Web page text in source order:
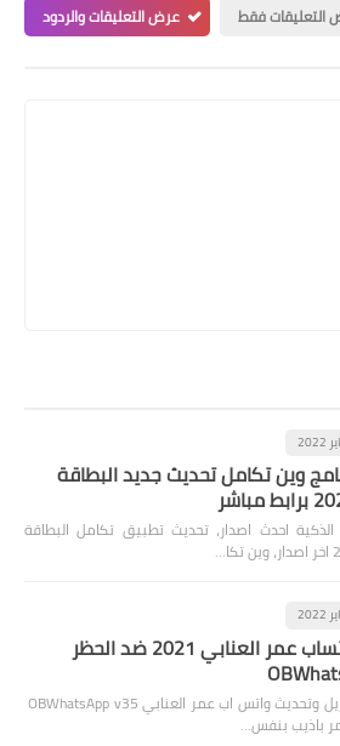
التعليقات فقط
عرض التعليقات والردود
وين تكامل تحديث جديد البطاقة
احدث اصدار، تحديث تطبيق تكامل البطاقة
تحميل واتساب عمر العنابي 2021 ضد الحظر
OBWhatsApp v35 تحميل وتنزيل وتحديث واتس اب عمر العنابي OBWhatsApp v35
باذيب بنفس…